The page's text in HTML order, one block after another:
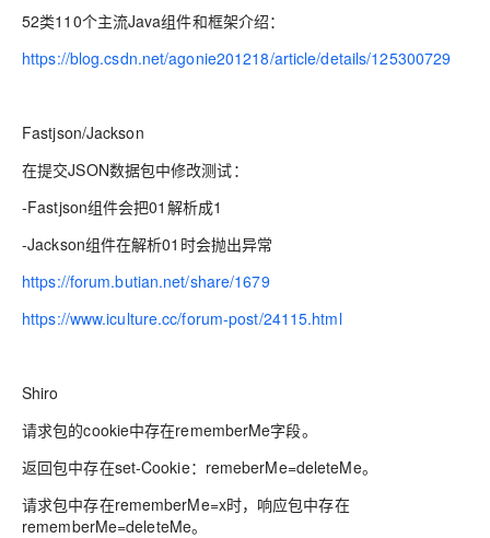
52类110个主流Java组件和框架介绍：
https://blog.csdn.net/agonie201218/article/details/125300729
Fastjson/Jackson
在提交JSON数据包中修改测试：
-Fastjson组件会把01解析成1
-Jackson组件在解析01时会抛出异常
https://forum.butian.net/share/1679
https://www.iculture.cc/forum-post/24115.html
Shiro
请求包的cookie中存在rememberMe字段。
返回包中存在set-Cookie：remeberMe=deleteMe。
请求包中存在rememberMe=x时，响应包中存在
rememberMe=deleteMe。